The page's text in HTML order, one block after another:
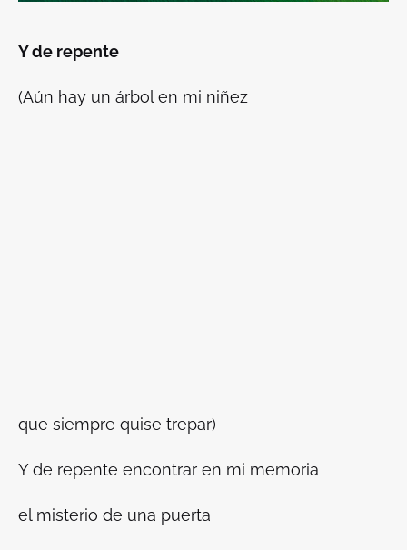
Y de repente
(Aún hay un árbol en mi niñez
que siempre quise trepar)
Y de repente encontrar en mi memoria
el misterio de una puerta